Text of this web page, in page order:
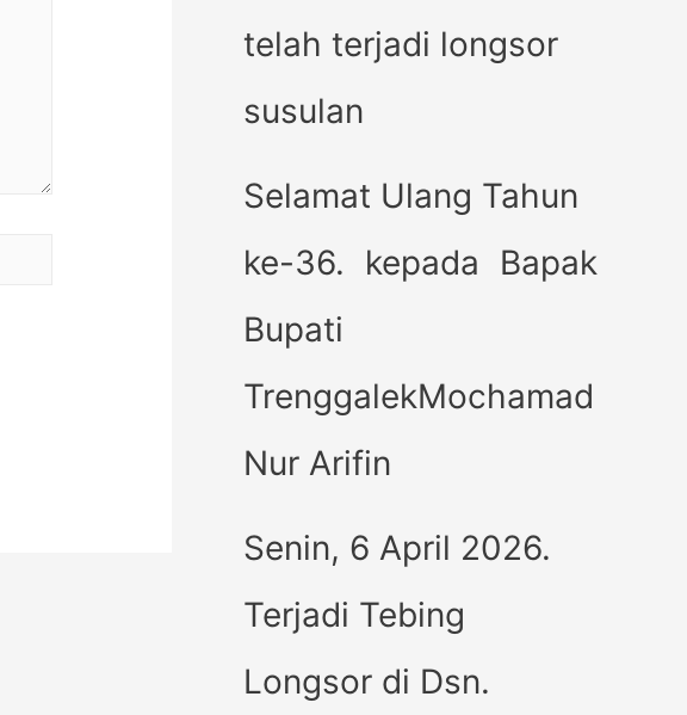
telah terjadi longsor
susulan
Selamat Ulang Tahun
ke-36. kepada Bapak
Bupati
TrenggalekMochamad
Nur Arifin
Senin, 6 April 2026.
Terjadi Tebing
Longsor di Dsn.